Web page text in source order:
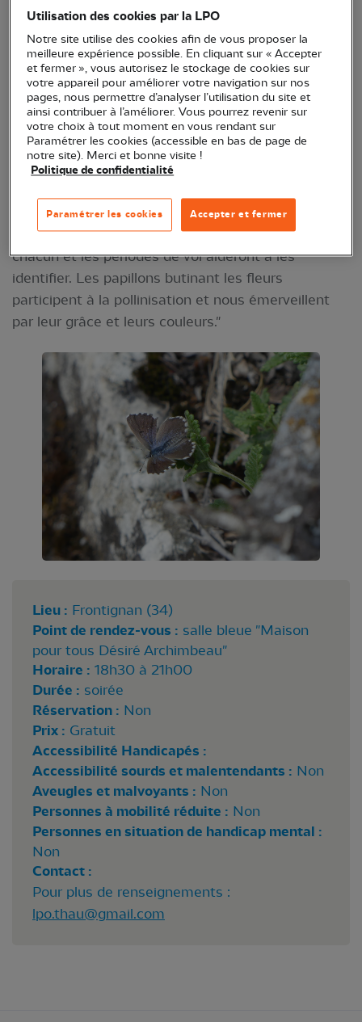
une conférence sur le thème "Les papillons
méditerranéens" et sera animée par Marie-Noëlle
Richez, bénévole. Cette rencontre se déroulera le
14 mai, de 18h30 à 21h00, dans la salle bleue
"Maison pour tous Désiré Archimbeau" à
Frontignan.
Voici sa présentation : "Dans un diaporama de 45
photographiés dans la Gardiole, sont présentés par
familles. Les caractéristiques morphologiques de
chacun et les périodes de vol aideront à les
identifier. Les papillons butinant les fleurs
participent à la pollinisation et nous émerveillent
par leur grâce et leurs couleurs."
Lieu : Frontignan (34)
Point de rendez-vous : salle bleue "Maison
pour tous Désiré Archimbeau"
Horaire : 18h30 à 21h00
Durée : soirée
Réservation : Non
Prix : Gratuit
Accessibilité Handicapés :
Accessibilité sourds et malentendants : Non
Aveugles et malvoyants : Non
Personnes à mobilité réduite : Non
Personnes en situation de handicap mental :
Non
Contact :
Pour plus de renseignements :
lpo.thau@gmail.com
Utilisation des cookies par la LPO
Notre site utilise des cookies afin de vous proposer la
meilleure expérience possible. En cliquant sur « Accepter
et fermer », vous autorisez le stockage de cookies sur
votre appareil pour améliorer votre navigation sur nos
pages, nous permettre d’analyser l’utilisation du site et
ainsi contribuer à l’améliorer. Vous pourrez revenir sur
votre choix à tout moment en vous rendant sur
Paramétrer les cookies (accessible en bas de page de
notre site). Merci et bonne visite !
Politique de confidentialité
Accepter et fermer
Paramétrer les cookies